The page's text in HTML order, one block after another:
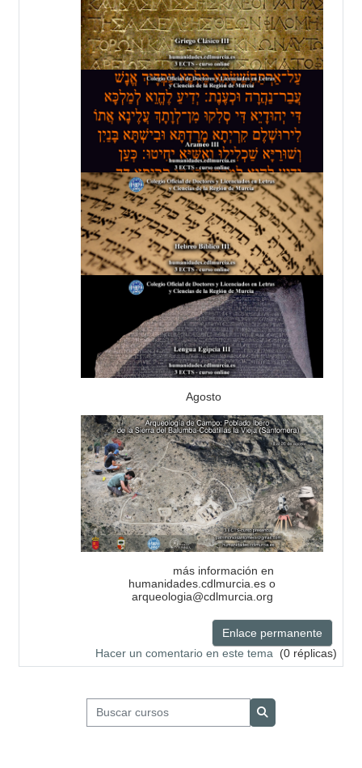
Agosto
más información en
humanidades.cdlmurcia.es o
arqueologia@cdlmurcia.org
Enlace permanente
Hacer un comentario en este tema
(0 réplicas)
Buscar cursos